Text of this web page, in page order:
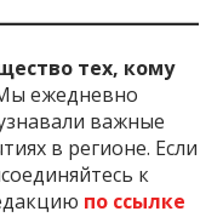
тех, кому
ежедневно
важные
в регионе. Если
к
по ссылке